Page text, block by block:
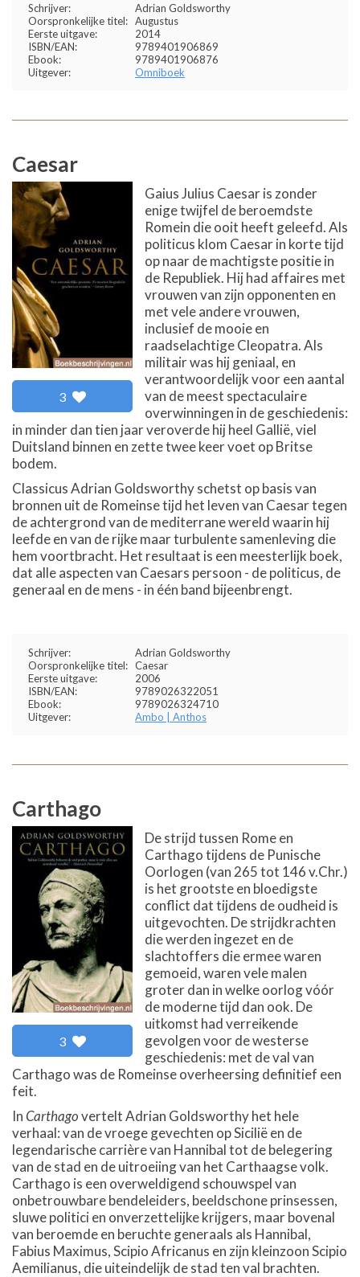
Schrijver:
Adrian Goldsworthy
Oorspronkelijke titel: Augustus
Eerste uitgave:
2014
ISBN/EAN:
9789401906869
Ebook:
9789401906876
Uitgever:
Omniboek
Caesar
3
Gaius Julius Caesar is zonder
enige twijfel de beroemdste
Romein die ooit heeft geleefd. Als
politicus klom Caesar in korte tijd
op naar de machtigste positie in
de Republiek. Hij had affaires met
vrouwen van zijn opponenten en
met vele andere vrouwen,
inclusief de mooie en
raadselachtige Cleopatra. Als
militair was hij geniaal, en
verantwoordelijk voor een aantal
van de meest spectaculaire
overwinningen in de geschiedenis:
in minder dan tien jaar veroverde hij heel Gallië, viel
Duitsland binnen en zette twee keer voet op Britse
bodem.
Classicus Adrian Goldsworthy schetst op basis van
bronnen uit de Romeinse tijd het leven van Caesar tegen
de achtergrond van de mediterrane wereld waarin hij
leefde en van de rijke maar turbulente samenleving die
hem voortbracht. Het resultaat is een meesterlijk boek,
dat alle aspecten van Caesars persoon - de politicus, de
generaal en de mens - in één band bijeenbrengt.
Schrijver:
Adrian Goldsworthy
Oorspronkelijke titel: Caesar
Eerste uitgave:
2006
ISBN/EAN:
9789026322051
Ebook:
9789026324710
Uitgever:
Ambo | Anthos
Carthago
3
De strijd tussen Rome en
Carthago tijdens de Punische
Oorlogen (van 265 tot 146 v.Chr.)
is het grootste en bloedigste
conflict dat tijdens de oudheid is
uitgevochten. De strijdkrachten
die werden ingezet en de
slachtoffers die ermee waren
gemoeid, waren vele malen
groter dan in welke oorlog vóór
de moderne tijd dan ook. De
uitkomst had verreikende
gevolgen voor de westerse
geschiedenis: met de val van
Carthago was de Romeinse overheersing definitief een
feit.
InCarthagovertelt Adrian Goldsworthy het hele
verhaal: van de vroege gevechten op Sicilië en de
legendarische carrière van Hannibal tot de belegering
van de stad en de uitroeiing van het Carthaagse volk.
Carthago is een overweldigend schouwspel van
onbetrouwbare bendeleiders, beeldschone prinsessen,
sluwe politici en onverzettelijke krijgers, maar bovenal
van beroemde en beruchte generaals als Hannibal,
Fabius Maximus, Scipio Africanus en zijn kleinzoon Scipio
Aemilianus, die uiteindelijk de stad ten val brachten.